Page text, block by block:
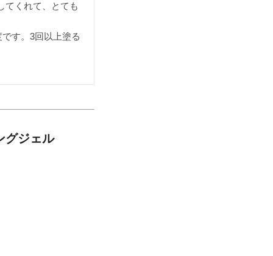
てくれて、とても
す。3回以上塗る
グジェル